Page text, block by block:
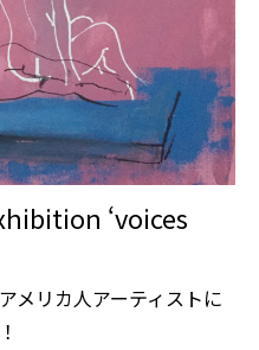
‘voices
メリカ人アーティストに